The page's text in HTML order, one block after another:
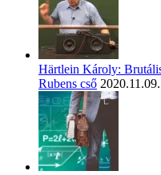
Härtlein Károly:
Rubens cső 2020.11.09.